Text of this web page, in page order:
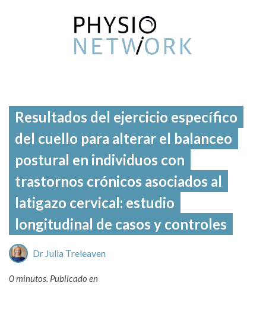
Resultados del ejercicio específico
del cuello para alterar el balanceo
postural en individuos con
trastornos crónicos asociados al
latigazo cervical: estudio
longitudinal de casos y controles
Dr Julia Treleaven
0 minutos. Publicado en